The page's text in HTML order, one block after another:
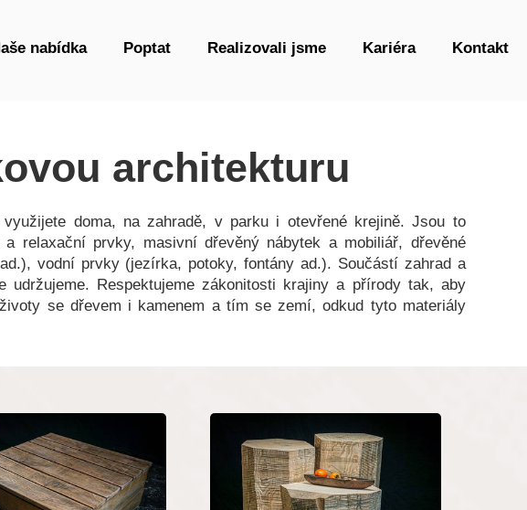
nabídka Poptat Realizovali jsme Kariéra Kontakt
architekturu
doma, na zahradě, v parku i otevřené krejině. Jsou to
relaxační prvky, masivní dřevěný nábytek a mobiliář, dřevěné
vodní prvky (jezírka, potoky, fontány ad.). Součástí zahrad a
Respektujeme zákonitosti krajiny a přírody tak, aby
se dřevem i kamenem a tím se zemí, odkud tyto materiály